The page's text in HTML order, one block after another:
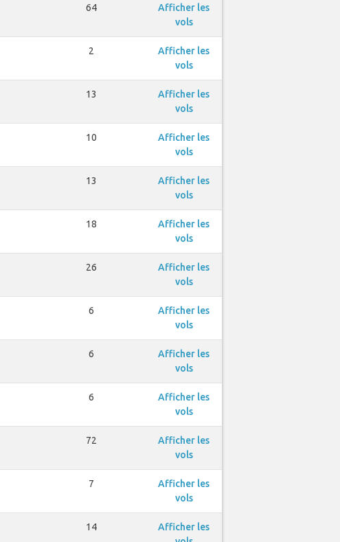
64
Afficher les
vols
2
Afficher les
vols
13
Afficher les
vols
10
Afficher les
vols
13
Afficher les
vols
18
Afficher les
vols
26
Afficher les
vols
6
Afficher les
vols
6
Afficher les
vols
6
Afficher les
vols
72
Afficher les
vols
7
Afficher les
vols
14
Afficher les